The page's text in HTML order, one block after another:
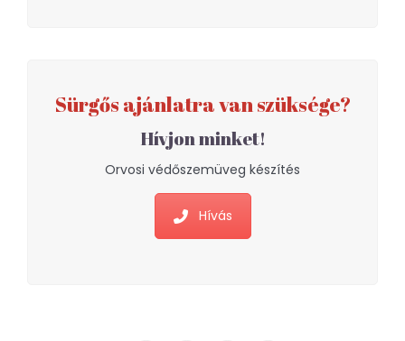
Sürgős ajánlatra van szüksége?
Hívjon minket!
Orvosi védőszemüveg készítés
Hívás